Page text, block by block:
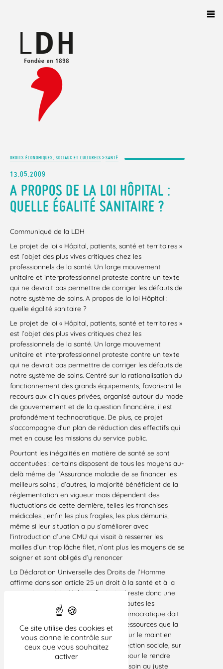
Ce site utilise des cookies et
vous donne le contrôle sur
ceux que vous souhaitez
activer
DROITS ÉCONOMIQUES, SOCIAUX ET CULTURELS >SANTÉ
13.05.2009
A PROPOS DE LA LOI HÔPITAL :
QUELLE ÉGALITÉ SANITAIRE ?
Communiqué de la LDH
Le projet de loi « Hôpital, patients, santé et territoires »
est l’objet des plus vives critiques chez les
professionnels de la santé. Un large mouvement
unitaire et interprofessionnel proteste contre un texte
qui ne devrait pas permettre de corriger les défauts de
notre système de soins. A propos de la loi Hôpital :
quelle égalité sanitaire ?
Le projet de loi « Hôpital, patients, santé et territoires »
est l’objet des plus vives critiques chez les
professionnels de la santé. Un large mouvement
unitaire et interprofessionnel proteste contre un texte
qui ne devrait pas permettre de corriger les défauts de
notre système de soins. Centré sur la rationalisation du
fonctionnement des grands équipements, favorisant le
recours aux cliniques privées, organisé autour du mode
de gouvernement et de la question financière, il est
profondément technocratique. De plus, ce projet
s’accompagne d’un plan de réduction des effectifs qui
met en cause les missions du service public.
Pourtant les inégalités en matière de santé se sont
accentuées : certains disposent de tous les moyens au-
delà même de l’Assurance maladie de se financer les
meilleurs soins ; d’autres, la majorité bénéficient de la
réglementation en vigueur mais dépendent des
fluctuations de cette dernière, telles les franchises
médicales ; enfin les plus fragiles, les plus démunis,
même si leur situation a pu s’améliorer avec
l’introduction d’une CMU qui visait à resserrer les
mailles d’un trop lâche filet, n’ont plus les moyens de se
soigner et sont obligés d’y renoncer
La Déclaration Universelle des Droits de l’Homme
affirme dans son article 25 un droit à la santé et à la
protection sociale. L’objectif principal reste donc une
politique ambitieuse de lutte contre toutes les
inégalités face à la santé. Le débat démocratique doit
se poursuivre sur les objectifs et les ressources que la
collectivité veut accorder à la santé, sur le maintien
d’un financement solidaire de la protection sociale, sur
le développement de l’hôpital public pour le rendre
accessible à tous sur la base du juste soin au juste